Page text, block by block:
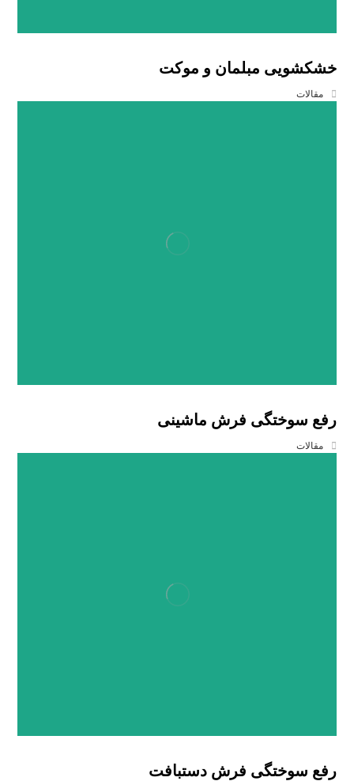
خشکشویی مبلمان و موکت
مقالات
رفع سوختگی فرش ماشینی
مقالات
رفع سوختگی فرش دستبافت